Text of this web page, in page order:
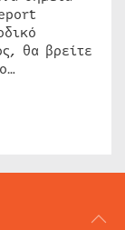
θα βρείτε